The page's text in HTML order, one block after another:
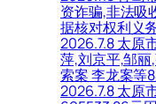
资诈骗,非法吸
据核对权利义
2026.7.8 太原
萍,刘京平,邹
索案 李龙案等
2026.7.8 太原